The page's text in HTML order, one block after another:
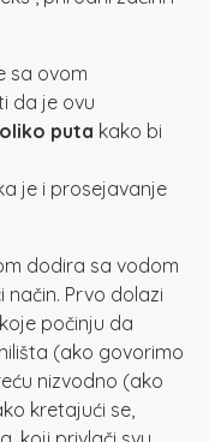
sa ovom
da je ovu
puta kako bi
je i prosejavanje
dodira sa vodom
Prvo dolazi
počinju da
(ako govorimo
nizvodno (ako
kretajući se,